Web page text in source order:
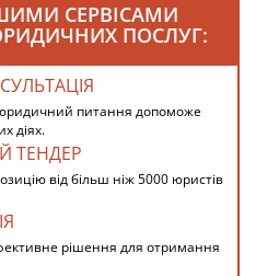
СЕРВІСАМИ
ПОСЛУГ:
питання допоможе
діях.
ТЕНДЕР
від більш ніж 5000 юристів
рішення для отримання